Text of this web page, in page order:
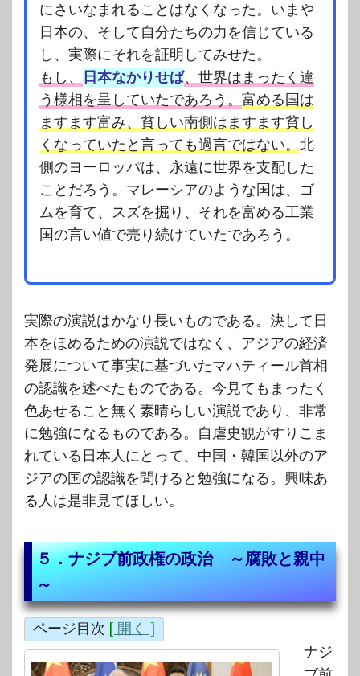
にさいなまれることはなくなった。いまや
日本の、そして自分たちの力を信じている
し、実際にそれを証明してみせた。
もし、
日本なかりせば、世界はまったく違
う様相を呈していたであろう。 富める国は
ますます富み、貧しい南側はますます貧し
くなっていたと言っても過言ではない。 北
側のヨーロッパは、永遠に世界を支配した
ことだろう。マレーシアのような国は、ゴ
ムを育て、スズを掘り、それを富める工業
国の言い値で売り続けていたであろう。
実際の演説はかなり長いものである。決して日
本をほめるための演説ではなく、アジアの経済
発展について事実に基づいたマハティール首相
の認識を述べたものである。今見てもまったく
色あせること無く素晴らしい演説であり、非常
に勉強になるものである。自虐史観がすりこま
れている日本人にとって、中国・韓国以外のア
ジアの国の認識を聞けると勉強になる。興味あ
る人は是非見てほしい。
５．ナジブ前政権の政治 ～腐敗と親中
～
ページ目次 [ 開く ]
ナジ